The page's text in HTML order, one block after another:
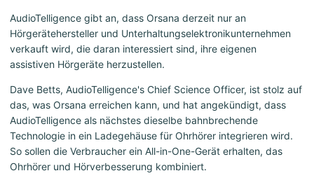
AudioTelligence gibt an, dass Orsana derzeit nur an
Hörgerätehersteller und Unterhaltungselektronikunternehmen
verkauft wird, die daran interessiert sind, ihre eigenen
assistiven Hörgeräte herzustellen.
Dave Betts, AudioTelligence's Chief Science Officer, ist stolz auf
das, was Orsana erreichen kann, und hat angekündigt, dass
AudioTelligence als nächstes dieselbe bahnbrechende
Technologie in ein Ladegehäuse für Ohrhörer integrieren wird.
So sollen die Verbraucher ein All-in-One-Gerät erhalten, das
Ohrhörer und Hörverbesserung kombiniert.